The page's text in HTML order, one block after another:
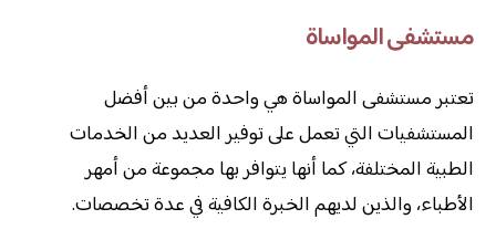
مستشفى المواساة
تعتبر مستشفى المواساة هي واحدة من بين أفضل
المستشفيات التي تعمل على توفير العديد من الخدمات
الطبية المختلفة، كما أنها يتوافر بها مجموعة من أمهر
الأطباء، والذين لديهم الخبرة الكافية في عدة تخصصات.